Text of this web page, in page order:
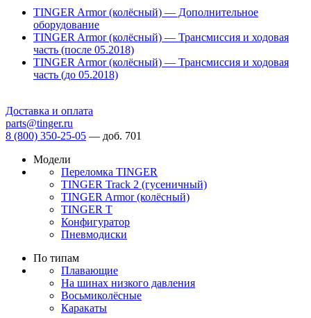
TINGER Armor (колёсный) — Дополнительное
оборудование
TINGER Armor (колёсный) — Трансмиссия и ходовая
часть (после 05.2018)
TINGER Armor (колёсный) — Трансмиссия и ходовая
часть (до 05.2018)
Доставка и оплата
parts@tinger.ru
8 (800) 350-25-05 — доб. 701
Модели
Переломка TINGER
TINGER Track 2 (гусеничный)
TINGER Armor (колёсный)
TINGER T
Конфигуратор
Пневмодиски
По типам
Плавающие
На шинах низкого давления
Восьмиколёсные
Каракаты